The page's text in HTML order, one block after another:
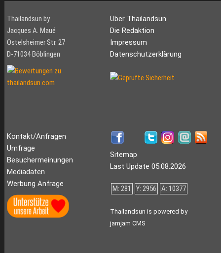
Thailandsun by
Jacques A. Maué
Ostelsheimer Str. 27
D-71034 Böblingen
Über Thailandsun
Die Redaktion
Impressum
Datenschutzerklärung
Kontakt/Anfragen
Umfrage
Besuchermeinungen
Mediadaten
Werbung Anfrage
Sitemap
Last Update 05.08.2026
M: 281 Y: 2956 A: 10377
Thailandsun is powered by
jamjam CMS